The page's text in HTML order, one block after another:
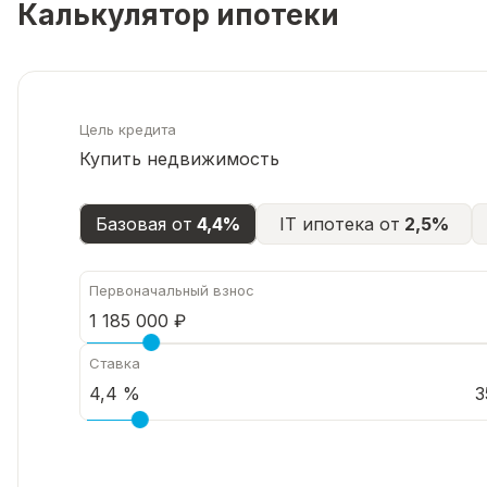
Калькулятор ипотеки
Цель кредита
Купить недвижимость
Базовая от 4,4% IT ипотека от 2,5%
Первоначальный взнос
Ставка